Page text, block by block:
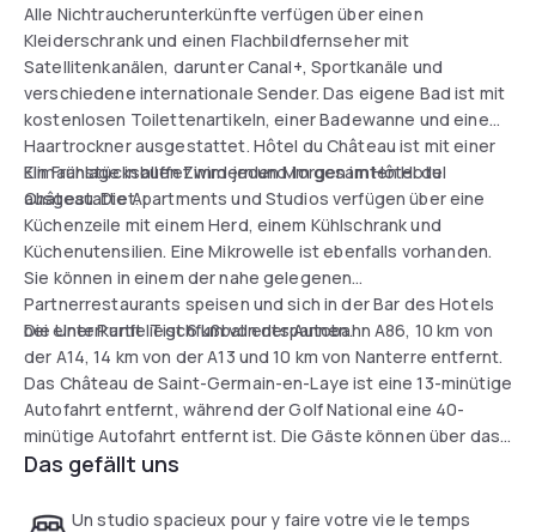
Alle Nichtraucherunterkünfte verfügen über einen
Kleiderschrank und einen Flachbildfernseher mit
Satellitenkanälen, darunter Canal+, Sportkanäle und
verschiedene internationale Sender. Das eigene Bad ist mit
kostenlosen Toilettenartikeln, einer Badewanne und einem
Haartrockner ausgestattet. Hôtel du Château ist mit einer
Klimaanlage in allen Zimmern und im gesamten Hotel
ausgestattet.
Ein Frühstücksbuffet wird jeden Morgen im Hôtel du
Château. Die Apartments und Studios verfügen über eine
Küchenzeile mit einem Herd, einem Kühlschrank und
Küchenutensilien. Eine Mikrowelle ist ebenfalls vorhanden.
Sie können in einem der nahe gelegenen
Partnerrestaurants speisen und sich in der Bar des Hotels
bei einer Partie Tischfußball entspannen.
Die Unterkunft liegt 6 km von der Autobahn A86, 10 km von
der A14, 14 km von der A13 und 10 km von Nanterre entfernt.
Das Château de Saint-Germain-en-Laye ist eine 13-minütige
Autofahrt entfernt, während der Golf National eine 40-
minütige Autofahrt entfernt ist. Die Gäste können über das
WiFi-Netzwerk der Unterkunft kostenlos auf mehr als 5000
Das gefällt uns
Un studio spacieux pour y faire votre vie le temps